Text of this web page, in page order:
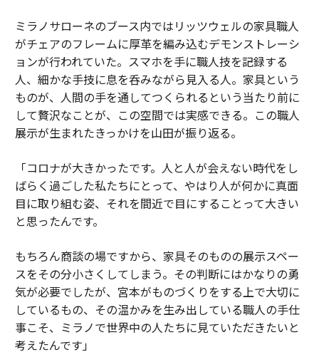
ミラノサローネのブース内ではリッツウェルの家具職人
がチェアのフレームに厚革を編み込むデモンストレーシ
ョンが行われていた。スマホを手に職人技を記録する
人、細かな手技に息を呑みながら見入る人。家具という
ものが、人間の手を通してつくられるという当たり前に
して贅沢なことが、この空間では実感できる。この職人
展示が生まれたきっかけを山田が振り返る。
「コロナが大きかったです。人と人が会えない時代をし
ばらく過ごした私たちにとって、やはり人が何かに真面
目に取り組む姿、それを間近で目にすることって大きい
と思ったんです。
もちろん商談の場ですから、家具そのものの展示スペー
スをその分小さくしてしまう。その判断にはかなりの勇
気が必要でしたが、宮本がものづくりをする上で大切に
しているもの、その温かみを生み出している職人の手仕
事こそ、ミラノで世界中の人たちに見ていただきたいと
考えたんです」